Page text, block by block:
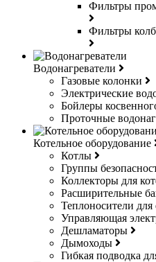
Фильтры
Фильтры
Водонагреватели
Газовые колонки
Электрические
Бойлеры
Проточные
Котельное оборудование
Котлы
Группы
Коллекторы для
Расширительные
Теплоносители
Управляющая
Дешламаторы
Дымоходы
Гибкая подводка